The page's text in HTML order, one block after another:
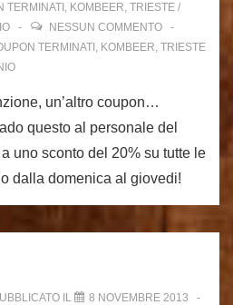
TERMINATI , KOMBEER, TRIESTE /
NESSUN COMMENTO
TERMINATI , KOMBEER, TRIESTE
un’altro coupon…
questo al personale del
uno sconto del 20% su tutte le
dalla domenica al giovedi!
IL
8 NOVEMBRE 2013